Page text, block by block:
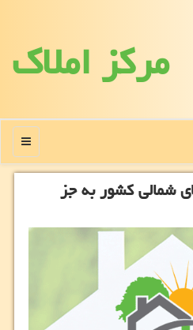
مركز املاك
منو
شمالی کشور به جز